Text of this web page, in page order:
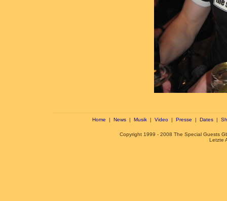
Home | News | Musik | Video | Presse | Dates |
Copyright 1999 - 2008 The Special Guests
Letzte